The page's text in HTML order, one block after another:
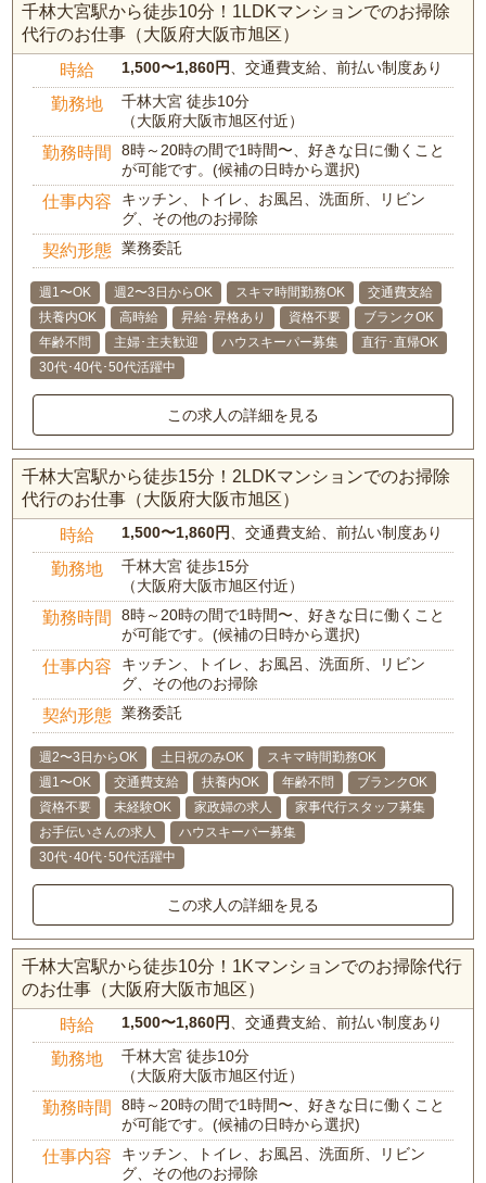
千林大宮駅から徒歩10分！1LDKマンションでのお掃除
代行のお仕事（大阪府大阪市旭区）
時給 1,500〜1,860円 、交通費支給、前払い制度あり
勤務地
千林大宮 徒歩10分
（大阪府大阪市旭区付近）
勤務時間
8時～20時の間で1時間〜、好きな日に働くこと
が可能です。(候補の日時から選択)
仕事内容
キッチン、トイレ、お風呂、洗面所、リビン
グ、その他のお掃除
契約形態 業務委託
週1〜OK 週2〜3日からOK スキマ時間勤務OK
交通費支給
扶養内OK
高時給 昇給･昇格あり 資格不要
ブランクOK
年齢不問
主婦･主夫歓迎 ハウスキーパー募集
直行･直帰OK
30代･40代･50代活躍中
この求人の詳細を見る
千林大宮駅から徒歩15分！2LDKマンションでのお掃除
代行のお仕事（大阪府大阪市旭区）
時給 1,500〜1,860円 、交通費支給、前払い制度あり
勤務地
千林大宮 徒歩15分
（大阪府大阪市旭区付近）
勤務時間
8時～20時の間で1時間〜、好きな日に働くこと
が可能です。(候補の日時から選択)
仕事内容
キッチン、トイレ、お風呂、洗面所、リビン
グ、その他のお掃除
契約形態 業務委託
週2〜3日からOK 土日祝のみOK
スキマ時間勤務OK
週1〜OK
交通費支給 扶養内OK 年齢不問
ブランクOK
資格不要
未経験OK 家政婦の求人
家事代行スタッフ募集
お手伝いさんの求人
ハウスキーパー募集
30代･40代･50代活躍中
この求人の詳細を見る
千林大宮駅から徒歩10分！1Kマンションでのお掃除代行
のお仕事（大阪府大阪市旭区）
時給 1,500〜1,860円 、交通費支給、前払い制度あり
勤務地
千林大宮 徒歩10分
（大阪府大阪市旭区付近）
勤務時間
8時～20時の間で1時間〜、好きな日に働くこと
が可能です。(候補の日時から選択)
仕事内容
キッチン、トイレ、お風呂、洗面所、リビン
グ、その他のお掃除